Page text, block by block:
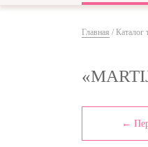
Главная / Каталог
←